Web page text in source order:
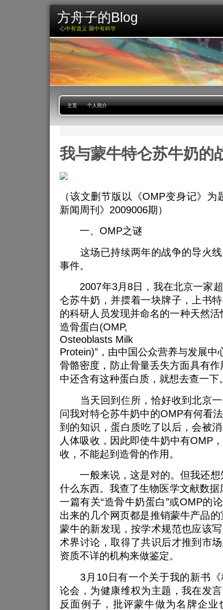
方舟子的Blog
心中有道义 脑中有科学
主页 个人简介
我与蒙牛特仑苏牛奶的
（该文删节版以《OMP变身记》为
新闻周刊》2009006期）
一、OMP之谜
这场已持续两年的战争的导火线
事件。
2007年3月8日，我在北京一家超
仑苏牛奶，并摆着一块牌子，上书
的科研人员发现并命名的一种天然
造骨蛋白(OMP,
Osteoblasts Milk
Protein)”，由中国公众营养与发展中
骨骼密度，防止骨量丢失方面具有作
中还含有这种蛋白质，就想去查一下
当天回到住所，恰好收到北京一
问我对特仑苏牛奶中的OMP有何看
到的知识，蛋白质吃了以后，会被
人体吸收，因此即使牛奶中有OMP
收，不能起到造骨的作用。
一般来说，这是对的。但我还想
什么东西。我查了生物医学文献数
一篇有关“造骨牛奶蛋白”或OMP的
出来的几个网页都是推销蒙牛产品
蒙牛的新发现，按学术规范也应该
术界讨论，取得了共识后才推到市
资质不详的机构来做鉴定。
3月10日有一个关于我的新书《
论会，为健康维权为主题，我在发
反面例子，批评蒙牛做为名牌企